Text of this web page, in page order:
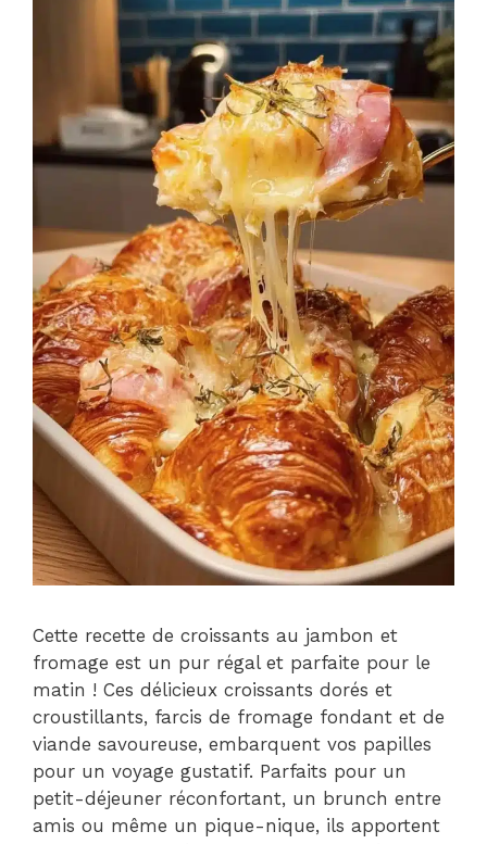
Cette recette de croissants au jambon et
fromage est un pur régal et parfaite pour le
matin ! Ces délicieux croissants dorés et
croustillants, farcis de fromage fondant et de
viande savoureuse, embarquent vos papilles
pour un voyage gustatif. Parfaits pour un
petit-déjeuner réconfortant, un brunch entre
amis ou même un pique-nique, ils apportent